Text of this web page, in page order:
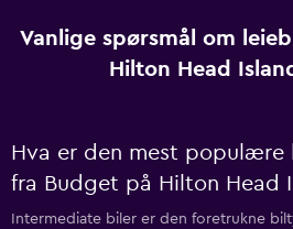
Vanlige spørsmål om
Hilton Head
Hva er den mest populære
fra Budget på Hilton Head
Intermediate biler er den foretrukne